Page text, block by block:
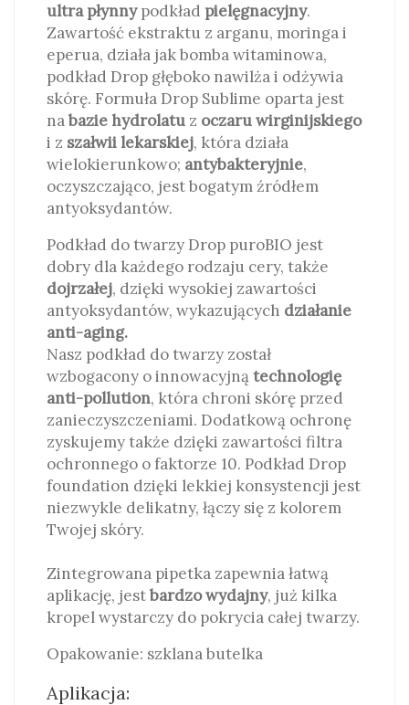
ultra płynnypodkład pielęgnacyjny.
Zawartość ekstraktu z arganu, moringa i
eperua, działa jak bomba witaminowa,
podkład Drop głęboko nawilża i odżywia
skórę. Formuła Drop Sublime oparta jest
nabazie hydrolatu z oczaru wirginijskiego
i z szałwii lekarskiej, która działa
wielokierunkowo; antybakteryjnie,
oczyszczająco, jest bogatym źródłem
antyoksydantów.
Podkład do twarzy Drop puroBIO jest
dobry dla każdego rodzaju cery, także
dojrzałej, dzięki wysokiej zawartości
antyoksydantów, wykazujących działanie
anti-aging.
Nasz podkład do twarzy został
wzbogacony o innowacyjnątechnologię
anti-pollution, która chroni skórę przed
zanieczyszczeniami. Dodatkową ochronę
zyskujemy także dzięki zawartości filtra
ochronnego o faktorze 10. Podkład Drop
foundation dzięki lekkiej konsystencji jest
niezwykle delikatny, łączy się z kolorem
Twojej skóry.
Zintegrowana pipetka zapewnia łatwą
aplikację, jestbardzo wydajny, już kilka
kropel wystarczy do pokrycia całej twarzy.
Opakowanie: szklana butelka
Aplikacja: